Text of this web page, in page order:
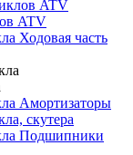
ATV
Ходовая часть
Амортизаторы
скутера
Подшипники